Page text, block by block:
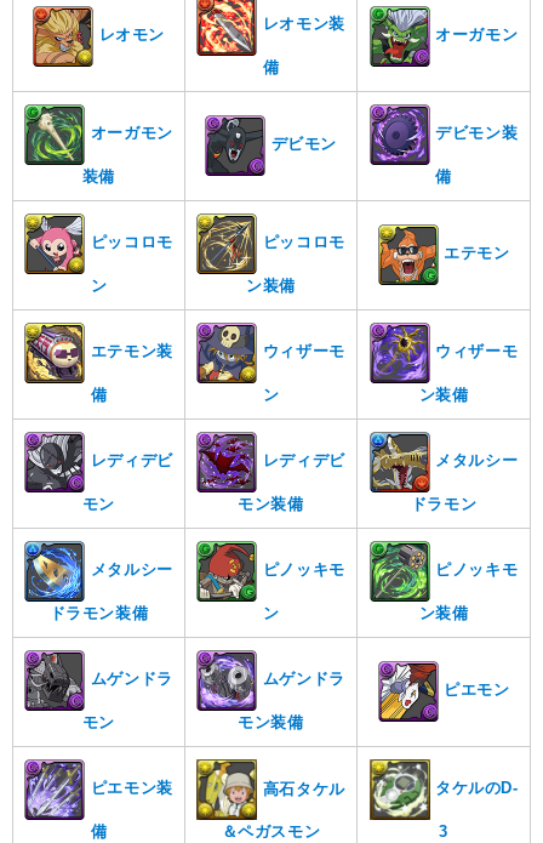
レオモン
レオモン装
備
オーガモン
オーガモン
装備
デビモン
デビモン装
備
ピッコロモ
ン
ピッコロモ
ン装備
エテモン
エテモン装
備
ウィザーモ
ン
ウィザーモ
ン装備
レディデビ
モン
レディデビ
モン装備
メタルシー
ドラモン
メタルシー
ドラモン装備
ピノッキモ
ン
ピノッキモ
ン装備
ムゲンドラ
モン
ムゲンドラ
モン装備
ピエモン
ピエモン装
備
高石タケル
＆ペガスモン
タケルのD-
3